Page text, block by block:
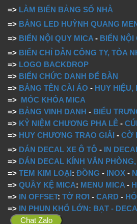
=> LÀM BIỂN BẢNG SỐ NHÀ
=> BẢNG LED HUỲNH QUANG
=> BIỂN NỘI QUY MICA - BIỂN NỘI
=> BIỂN CHỈ DẪN CÔNG TY, TÒA
=> LOGO BACKDROP
=> BIỂN CHỨC DANH ĐỂ BÀN
=> BẢNG TÊN CÀI ÁO - HUY HIỆU,
=> MÓC KHÓA MICA
=> BẢNG VINH DANH - BIỂU
=> KỶ NIỆM CHƯƠNG PHA LÊ -
=> HUY CHƯƠNG TRAO GIẢI - CỜ
=> DÁN DECAL XE Ô TÔ - IN
=> DÁN DECAL KÍNH VĂN
=> TEM KIM LOẠI: ĐỒNG - INOX -
=> QUẦY KỆ MICA: MENU MICA -
=> IN OFFSET: TỜ RƠI - CARD -
=> IN PHUN KHỔ LỚN: BẠT -
Chat Zalo